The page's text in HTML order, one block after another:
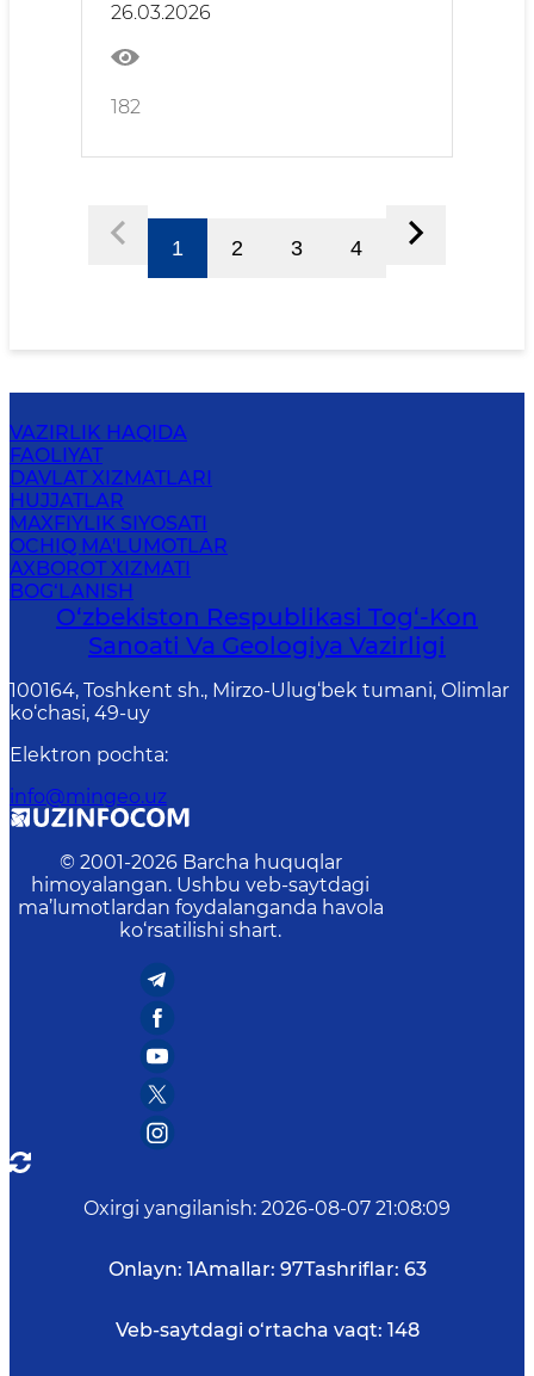
sayyor qabul o‘tkaziladi
26.03.2026
182
1 2 3 4
VAZIRLIK HAQIDA
FAOLIYAT
DAVLAT XIZMATLARI
HUJJATLAR
MAXFIYLIK SIYOSATI
OCHIQ MA'LUMOTLAR
AXBOROT XIZMATI
BOG‘LANISH
O‘zbekiston Respublikasi Tog‘-Kon
Sanoati Va Geologiya Vazirligi
100164, Toshkent sh., Mirzo-Ulug‘bek tumani, Olimlar
ko‘chasi, 49-uy
Elektron pochta:
info@mingeo.uz
© 2001-2026 Barcha huquqlar
himoyalangan. Ushbu veb-saytdagi
ma’lumotlardan foydalanganda havola
ko‘rsatilishi shart.
Oxirgi yangilanish: 2026-08-07 21:08:09
Onlayn: 1Amallar: 97Tashriflar: 63
Veb-saytdagi o‘rtacha vaqt: 148